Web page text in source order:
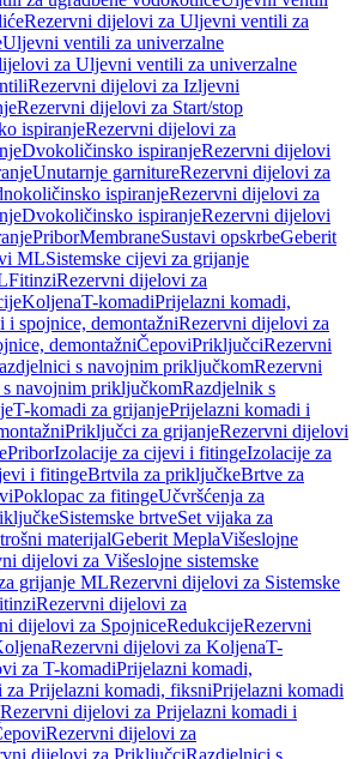
Rezervni dijelovi za Uljevni ventili za
Uljevni ventili za univerzalne
za Uljevni ventili za univerzalne
Rezervni dijelovi za Izljevni
Rezervni dijelovi za Start/stop
ispiranjeRezervni dijelovi za
Dvokoličinsko ispiranjeRezervni dijelovi
Unutarnje garnitureRezervni dijelovi za
ispiranjeRezervni dijelovi za
Dvokoličinsko ispiranjeRezervni dijelovi
PriborMembraneSustavi opskrbeGeberit
MLSistemske cijevi za grijanje
FitinziRezervni dijelovi za
KoljenaT-komadiPrijelazni komadi,
i spojnice, demontažniRezervni dijelovi za
demontažniČepoviPriključciRezervni
s navojnim priključkomRezervni
navojnim priključkomRazdjelnik s
T-komadi za grijanjePrijelazni komadi i
Priključci za grijanjeRezervni dijelovi
PriborIzolacije za cijevi i fitingeIzolacije za
i fitingeBrtvila za priključkeBrtve za
Poklopac za fitingeUčvršćenja za
Sistemske brtveSet vijaka za
materijalGeberit MeplaVišeslojne
dijelovi za Višeslojne sistemske
grijanje MLRezervni dijelovi za Sistemske
Rezervni dijelovi za
dijelovi za SpojniceRedukcijeRezervni
Rezervni dijelovi za KoljenaT-
za T-komadiPrijelazni komadi,
Prijelazni komadi, fiksniPrijelazni komadi
Rezervni dijelovi za Prijelazni komadi i
Rezervni dijelovi za
dijelovi za PriključciRazdjelnici s